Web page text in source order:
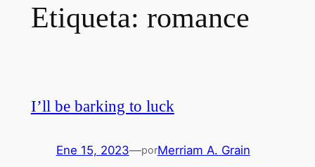
Etiqueta: romance
I’ll be barking to luck
Ene 15, 2023—porMerriam A. Grain